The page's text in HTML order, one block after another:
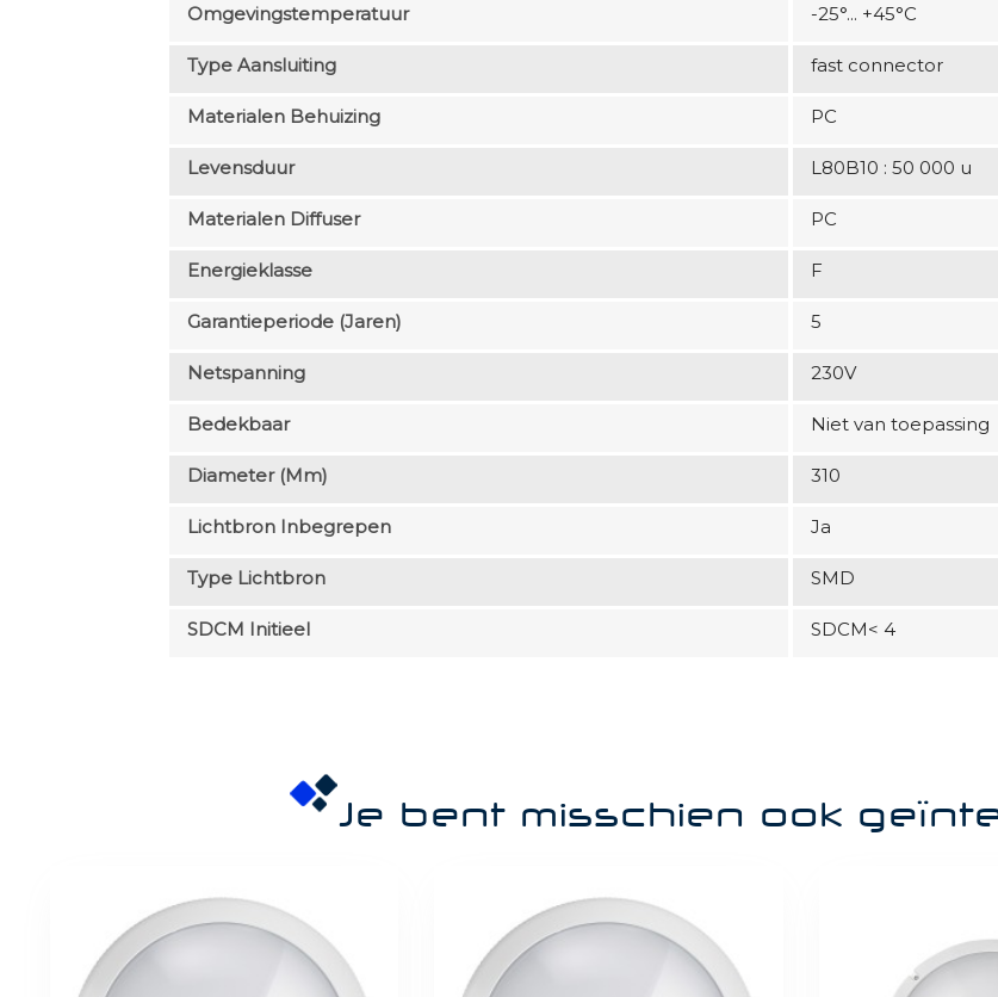
Omgevingstemperatuur -25°... +45°C
Type Aansluiting fast connector
Materialen Behuizing PC
Levensduur L80B10 : 50 000 u
Materialen Diffuser PC
Energieklasse F
Garantieperiode (jaren) 5
Netspanning 230V
Bedekbaar Niet van toepassing
Diameter (mm) 310
Lichtbron Inbegrepen Ja
Type Lichtbron SMD
SDCM Initieel SDCM< 4
Je bent misschien ook